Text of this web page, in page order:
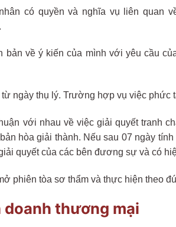
có quyền và nghĩa vụ liên quan
về ý kiến của mình với yêu cầu
ngày thụ lý. Trường hợp vụ việc phức
với nhau về việc giải quyết tranh
hòa giải thành. Nếu sau 07 ngày
quyết của các bên đương sự và có
phiên tòa sơ thẩm và thực hiện theo
thương mại